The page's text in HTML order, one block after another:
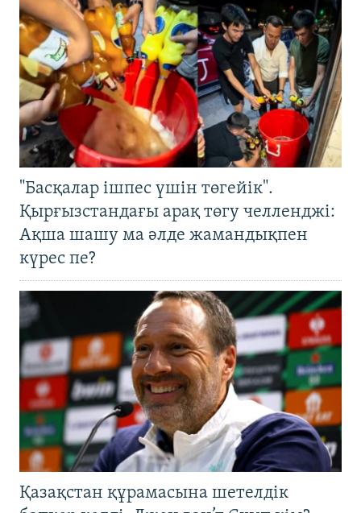
"Басқалар ішпес үшін төгейік".
Қырғызстандағы арақ төгу челленджі:
Ақша шашу ма әлде жамандықпен
күрес пе?
Қазақстан құрамасына шетелдік